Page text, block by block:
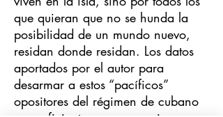
que quieran que no se hunda la
posibilidad de un mundo nuevo,
residan donde residan. Los datos
aportados por el autor para
desarmar a estos “pacíficos”
opositores del régimen de cubano